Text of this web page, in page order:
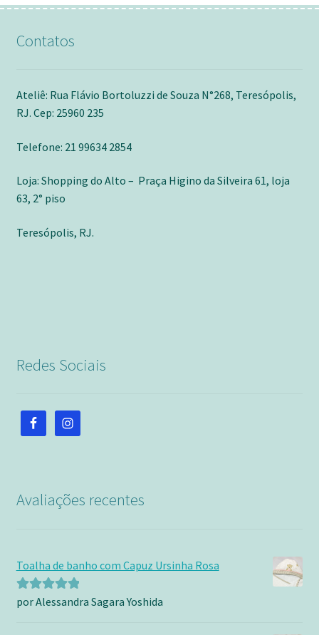
Contatos
Ateliê: Rua Flávio Bortoluzzi de Souza N°268, Teresópolis,
RJ. Cep: 25960 235
Telefone: 21 99634 2854
Loja: Shopping do Alto – Praça Higino da Silveira 61, loja
63, 2° piso
Teresópolis, RJ.
Redes Sociais
Avaliações recentes
Toalha de banho com Capuz Ursinha Rosa
Avaliação5
por Alessandra Sagara Yoshida